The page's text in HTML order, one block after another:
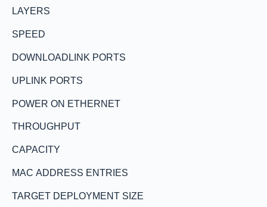
LAYERS
SPEED
DOWNLOADLINK PORTS
UPLINK PORTS
POWER ON ETHERNET
THROUGHPUT
CAPACITY
MAC ADDRESS ENTRIES
TARGET DEPLOYMENT SIZE